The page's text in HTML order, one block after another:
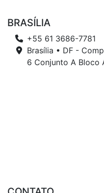
BRASÍLIA
+55 61 3686-7781
Brasília • DF -
6 Conjunto A Bloco